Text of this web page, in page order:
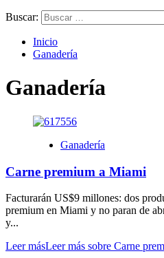
Buscar:
Inicio
Ganadería
Ganadería
Ganadería
Carne premium a Miami
Facturarán US$9 millones: dos
premium en Miami y no paran de
y...
Leer másLeer más sobre Carne